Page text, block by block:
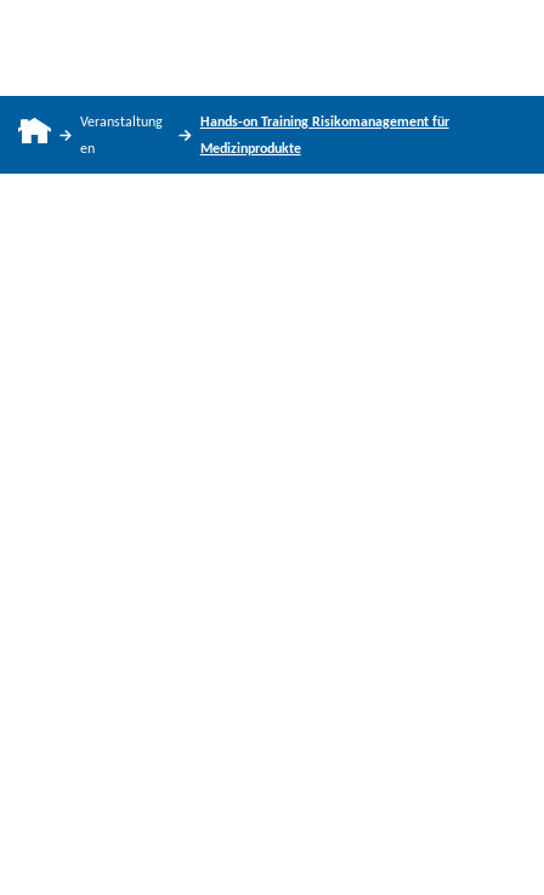
Veranstaltung
en
Hands-on Training Risikomanagement für
Medizinprodukte